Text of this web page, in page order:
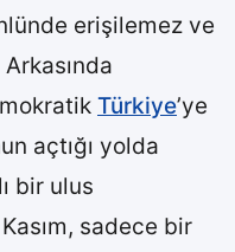
erişilemez ve
Türkiye’ye
açtığı yolda
bir ulus
sadece bir